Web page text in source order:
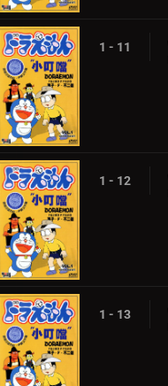
1 - 11
1 - 12
1 - 13